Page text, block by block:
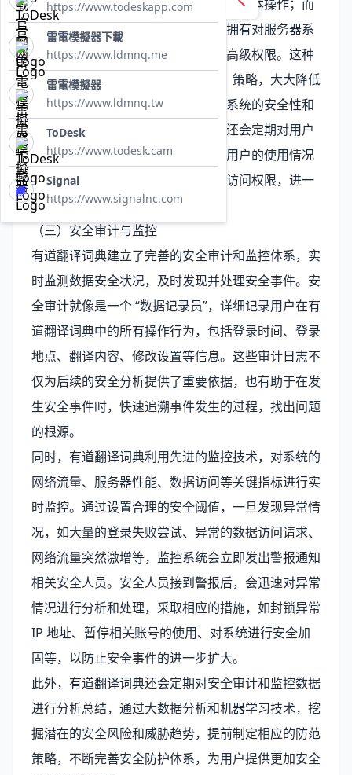
只能执行翻译、查看个人数据等基本操作；而
系统管理员属于 “管理员组”，拥有对服务器系
统进行配置、管理用户账号等高级权限。这种
基于角色的访问控制（RBAC）策略，大大降低
了未授权访问的风险，确保了系统的安全性和
稳定性。同时，有道翻译词典还会定期对用户
的权限进行审查和更新，根据用户的使用情况
和业务需求，及时调整用户的访问权限，进一
步保障数据安全。
（三）安全审计与监控
有道翻译词典建立了完善的安全审计和监控体系，实
时监测数据安全状况，及时发现并处理安全事件。安
全审计就像是一个 “数据记录员”，详细记录用户在有
道翻译词典中的所有操作行为，包括登录时间、登录
地点、翻译内容、修改设置等信息。这些审计日志不
仅为后续的安全分析提供了重要依据，也有助于在发
生安全事件时，快速追溯事件发生的过程，找出问题
的根源。
同时，有道翻译词典利用先进的监控技术，对系统的
网络流量、服务器性能、数据访问等关键指标进行实
时监控。通过设置合理的安全阈值，一旦发现异常情
况，如大量的登录失败尝试、异常的数据访问请求、
网络流量突然激增等，监控系统会立即发出警报通知
相关安全人员。安全人员接到警报后，会迅速对异常
情况进行分析和处理，采取相应的措施，如封锁异常
IP 地址、暂停相关账号的使用、对系统进行安全加
固等，以防止安全事件的进一步扩大。
此外，有道翻译词典还会定期对安全审计和监控数据
进行分析总结，通过大数据分析和机器学习技术，挖
掘潜在的安全风险和威胁趋势，提前制定相应的防范
策略，不断完善安全防护体系，为用户提供更加安全
https://www.todeskapp.com
雷電模擬器下載
https://www.ldmnq.me
雷電模擬器
https://www.ldmnq.tw
ToDesk
https://www.todesk.cam
Signal
https://www.signalnc.com